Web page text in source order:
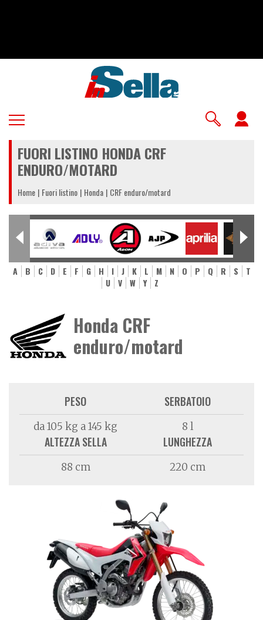
FUORI LISTINO HONDA CRF
ENDURO/MOTARD
Home Fuori listino Honda CRF enduro/motard
A B C D E F G H I J K L M N O P Q R S
T
U
V W Y Z
Honda CRF
enduro/motard
PESO
da 105 kg a 145 kg
SERBATOIO
8 l
ALTEZZA SELLA
88 cm
LUNGHEZZA
220 cm